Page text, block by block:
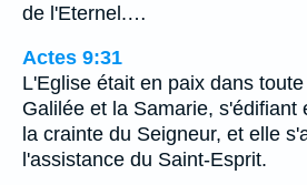
de l'Eternel.…
Actes 9:31
L'Eglise était en paix dans
Galilée et la Samarie, s'édifiant
la crainte du Seigneur, et elle
l'assistance du Saint-Esprit.